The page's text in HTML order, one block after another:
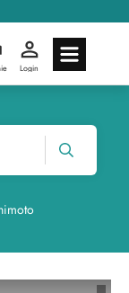
Login